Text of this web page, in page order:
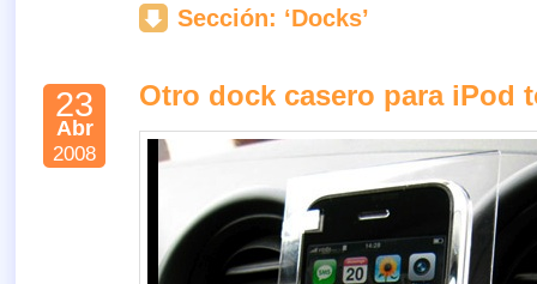
Sección: ‘Docks’
Otro dock casero para iPod
23
Abr
2008